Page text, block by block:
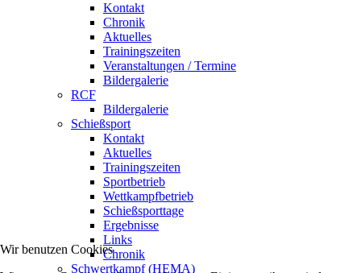
Kontakt
Chronik
Aktuelles
Trainingszeiten
Veranstaltungen / Termine
Bildergalerie
RCF
Bildergalerie
Schießsport
Kontakt
Aktuelles
Trainingszeiten
Sportbetrieb
Wettkampfbetrieb
Schießsporttage
Ergebnisse
Links
Chronik
Schwertkampf (HEMA)
Wir benutzen Cookies